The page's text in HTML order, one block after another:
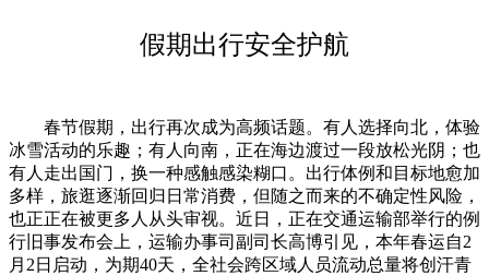
假期出行安全护航
春节假期，出行再次成为高频话题。有人选择向北，体验
冰雪活动的乐趣；有人向南，正在海边渡过一段放松光阴；也
有人走出国门，换一种感触感染糊口。出行体例和目标地愈加
多样，旅逛逐渐回归日常消费，但随之而来的不确定性风险，
也正正在被更多人从头审视。近日，正在交通运输部举行的例
行旧事发布会上，运输办事司副司长高博引见，本年春运自2
月2日启动，为期40天，全社会跨区域人员流动总量将创汗青